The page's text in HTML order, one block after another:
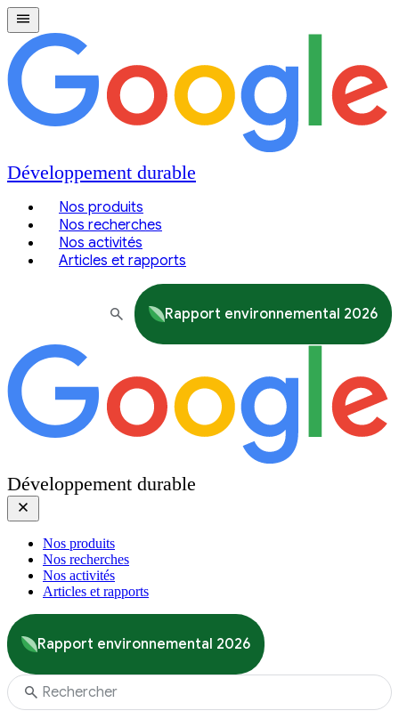
Développement durable
Nos produits
Nos recherches
Nos activités
Articles et rapports
Rapport environnemental 2026
Développement durable
Nos produits
Nos recherches
Nos activités
Articles et rapports
Rapport environnemental 2026